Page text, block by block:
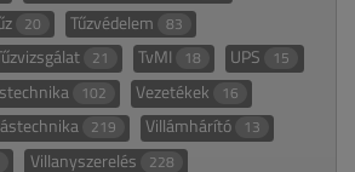
20 Tűzvédelem 83
21 TvMI 18 UPS 15
102 Vezetékek 16
219 Villámhárító 13
Villanyszerelés 228